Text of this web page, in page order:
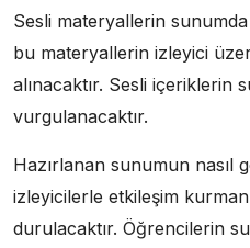
Sesli materyallerin
bu materyallerin izleyici
alınacaktır. Sesli içeriklerin
vurgulanacaktır.
Hazırlanan sunumun nasıl
izleyicilerle etkileşim
durulacaktır. Öğrencilerin